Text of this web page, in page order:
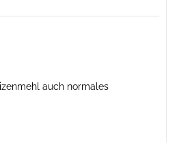
auch normales